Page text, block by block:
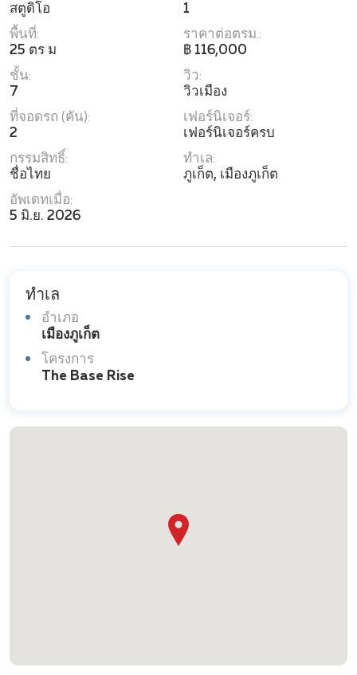
สตูดิโอ
1
พื้นที่:
25 ตร ม
ราคาต่อตรม.:
฿ 116,000
ชั้น:
7
วิว:
วิวเมือง
ที่จอดรถ (คัน):
2
เฟอร์นิเจอร์:
เฟอร์นิเจอร์ครบ
กรรมสิทธิ์:
ชื่อไทย
ทำเล:
ภูเก็ต, เมืองภูเก็ต
อัพเดทเมื่อ:
5 มิ.ย. 2026
ทำเล
อำเภอ
เมืองภูเก็ต
โครงการ
The Base Rise